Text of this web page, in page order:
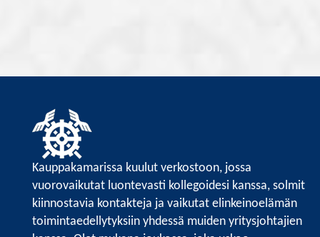
Kauppakamarissa kuulut verkostoon, jossa
vuorovaikutat luontevasti kollegoidesi kanssa, solmit
kiinnostavia kontakteja ja vaikutat elinkeinoelämän
toimintaedellytyksiin yhdessä muiden yritysjohtajien